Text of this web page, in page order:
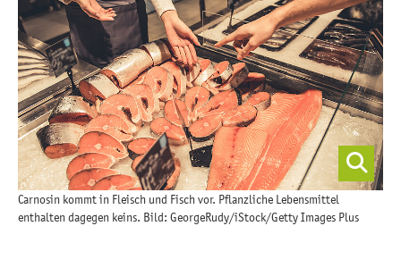
Carnosin kommt in Fleisch und Fisch vor. Pflanzliche Lebensmittel
enthalten dagegen keins. Bild: GeorgeRudy/iStock/Getty Images Plus